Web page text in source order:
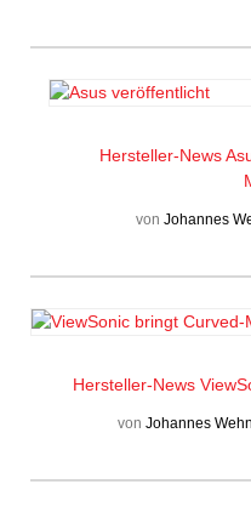
Hersteller-News
von Johannes
Hersteller-News
von Johannes